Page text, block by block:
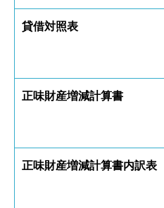
貸借対照表
正味財産増減計算書
正味財産増減計算書内訳表